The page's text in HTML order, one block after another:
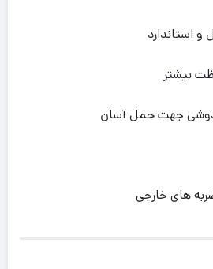
بیشتر
جهت حمل آسان
های خارجی